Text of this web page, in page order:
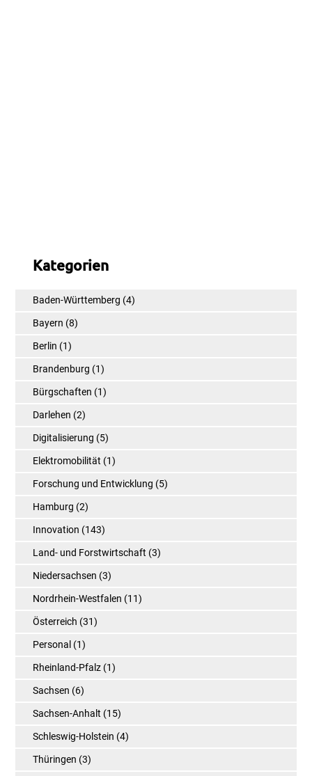
Kategorien
Baden-Württemberg (4)
Bayern (8)
Berlin (1)
Brandenburg (1)
Bürgschaften (1)
Darlehen (2)
Digitalisierung (5)
Elektromobilität (1)
Forschung und Entwicklung (5)
Hamburg (2)
Innovation (143)
Land- und Forstwirtschaft (3)
Niedersachsen (3)
Nordrhein-Westfalen (11)
Österreich (31)
Personal (1)
Rheinland-Pfalz (1)
Sachsen (6)
Sachsen-Anhalt (15)
Schleswig-Holstein (4)
Thüringen (3)